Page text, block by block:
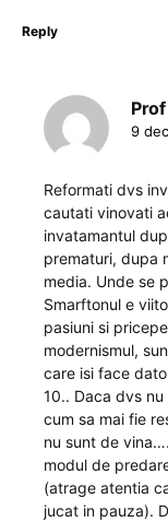
Reply
Prof
9
Reformati dvs
cautati vinovati
invatamantul
prematuri, dupa
media. Unde se
Smarftonul e
pasiuni si
modernismul,
care isi face
10.. Daca dvs
cum sa mai fie
nu sunt de
modul de
(atrage atentia
jucat in pauza).